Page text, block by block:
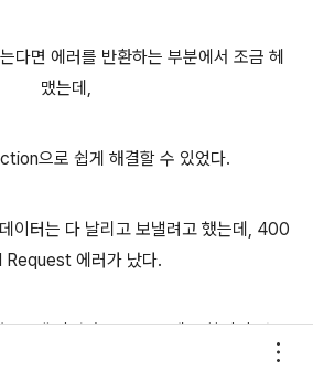
다면 에러를 반환하는 부분에서 조금 헤
맸는데,
으로 쉽게 해결할 수 있었다.
이터는 다 날리고 보낼려고 했는데, 400
Request 에러가 났다.
pop()되어서 SQL구문에 포함되지 않으
분만 남기고 모두 Na로 값을 설정한 후